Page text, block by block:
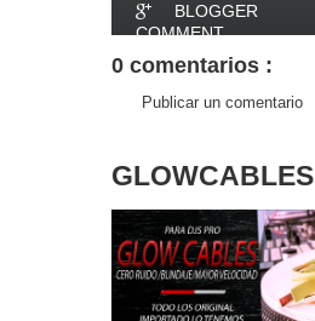
BLOGGER
COMMENT
COMMENT
0 comentarios :
Publicar un comentario
GLOWCABLES